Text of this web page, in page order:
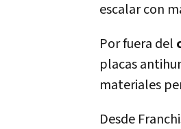
escalar con
Por fuera del
placas
materiales
Desde